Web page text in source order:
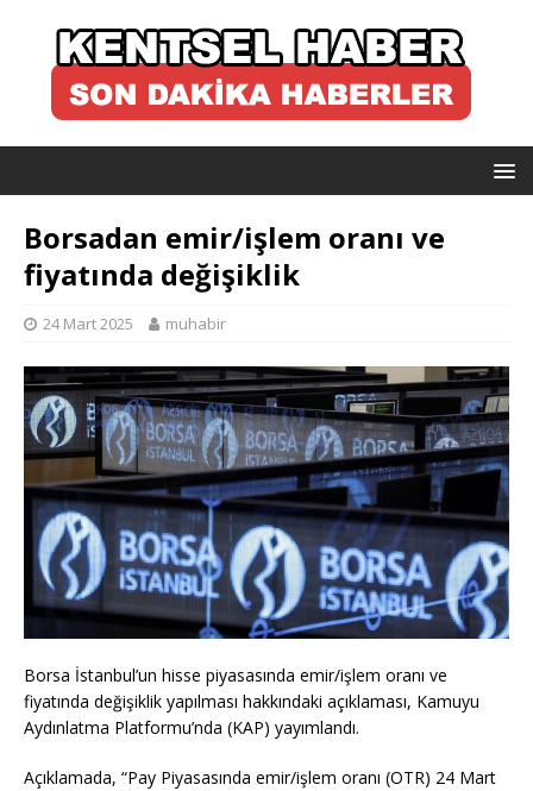
Borsadan emir/işlem oranı ve
fiyatında değişiklik
24 Mart 2025 muhabir
Borsa İstanbul’un hisse piyasasında emir/işlem oranı ve
fiyatında değişiklik yapılması hakkındaki açıklaması, Kamuyu
Aydınlatma Platformu’nda (KAP) yayımlandı.
Açıklamada, “Pay Piyasasında emir/işlem oranı (OTR) 24 Mart